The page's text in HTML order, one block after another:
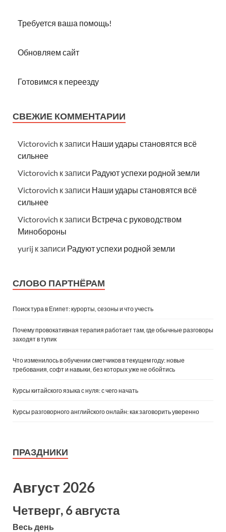
Требуется ваша помощь!
Обновляем сайт
Готовимся к переезду
СВЕЖИЕ КОММЕНТАРИИ
Victorovich к записи Наши удары становятся всё
сильнее
Victorovich к записи Радуют успехи родной земли
Victorovich к записи Наши удары становятся всё
сильнее
Victorovich к записи Встреча с руководством
Минобороны
yurij к записи Радуют успехи родной земли
СЛОВО ПАРТНЁРАМ
Поиск тура в Египет: курорты, сезоны и что учесть
Почему провокативная терапия работает там, где обычные разговоры
заходят в тупик
Что изменилось в обучении сметчиков в текущем году: новые
требования, софт и навыки, без которых уже не обойтись
Курсы китайского языка с нуля: с чего начать
Курсы разговорного английского онлайн: как заговорить уверенно
ПРАЗДНИКИ
Август 2026
Четверг, 6 августа
Весь день